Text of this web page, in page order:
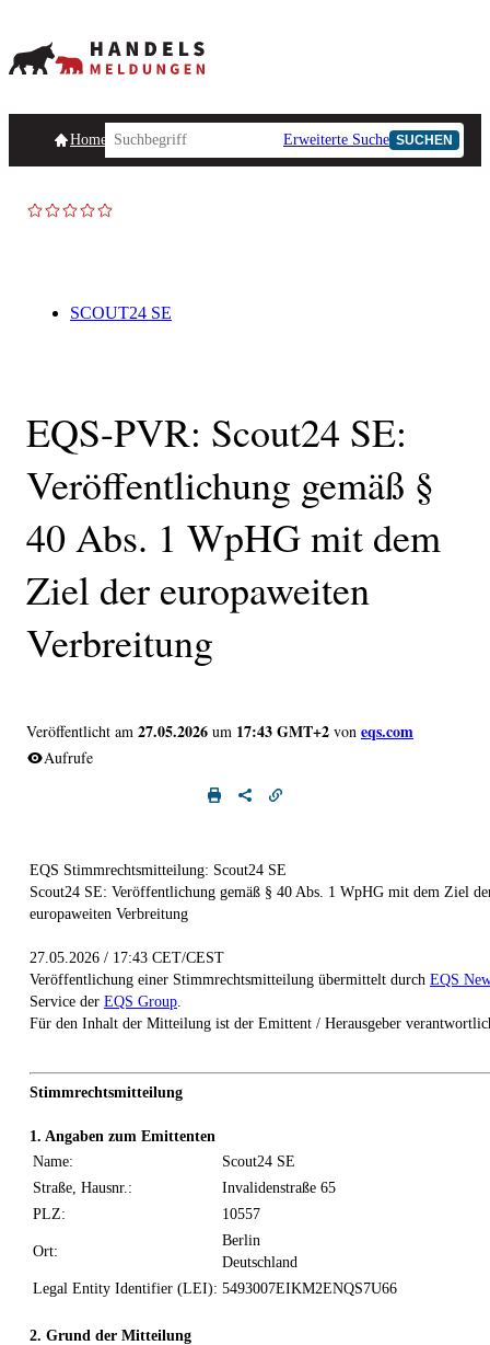
HomepageHandelsmeldungen Ad-Hoc-Meldungen
Erweiterte Suche SUCHEN
SCOUT24 SE
EQS-PVR: Scout24 SE:
Veröffentlichung gemäß §
40 Abs. 1 WpHG mit dem
Ziel der europaweiten
Verbreitung
Veröffentlicht am 27.05.2026 um 17:43 GMT+2 von eqs.com
Aufrufe
EQS Stimmrechtsmitteilung: Scout24 SE
Scout24 SE: Veröffentlichung gemäß § 40 Abs. 1 WpHG mit dem Ziel
europaweiten Verbreitung
27.05.2026 / 17:43 CET/CEST
Veröffentlichung einer Stimmrechtsmitteilung übermittelt durch EQS
Service der EQS Group
Für den Inhalt der Mitteilung ist der Emittent / Herausgeber
Stimmrechtsmitteilung
1. Angaben zum Emittenten
Name:
Scout24 SE
Straße, Hausnr.:
Invalidenstraße 65
PLZ:
10557
Ort:
Berlin
Deutschland
Legal Entity Identifier (LEI): 5493007EIKM2ENQS7U66
2. Grund der Mitteilung